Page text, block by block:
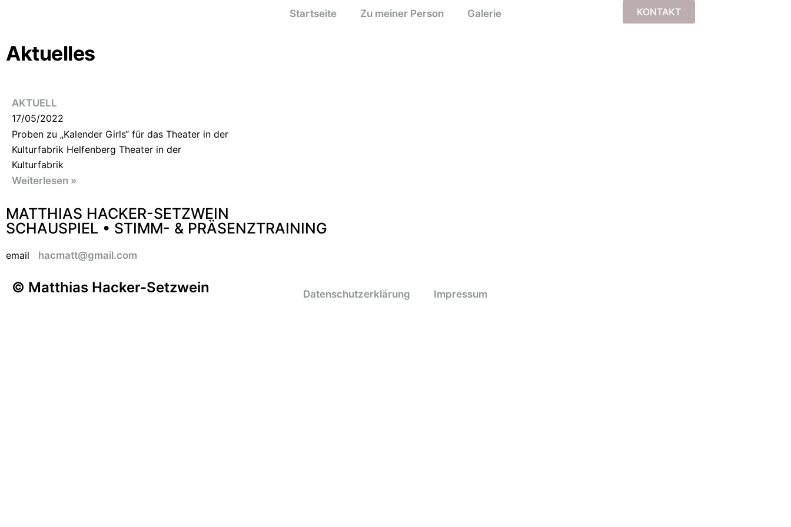
Startseite Zu meiner Person Galerie KONTAKT
Aktuelles
AKTUELL
17/05/2022
Proben zu „Kalender Girls“ für das Theater in der
Kulturfabrik Helfenberg Theater in der
Kulturfabrik
Weiterlesen »
MATTHIAS HACKER-SETZWEIN
SCHAUSPIEL • STIMM- & PRÄSENZTRAINING
email hacmatt@gmail.com
© Matthias Hacker-Setzwein Datenschutzerklärung Impressum